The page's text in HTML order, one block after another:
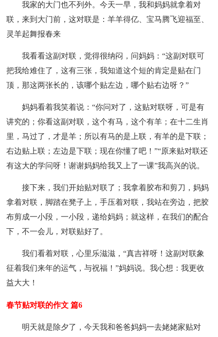
我家的大门也不列外。今天一早，我和妈妈就拿着对
联，来到大门前，这对联是：羊羊得亿、宝马腾飞迎福至、
灵羊起舞报春来
我看看这副对联，觉得很纳闷，问妈妈：“这副对联可
把我给难住了，这有三张，我知道这个短的肯定是贴在门
顶，那这两张长的，该哪个贴左边，哪个贴右边呀？”
妈妈看着我笑着说：“你问对了，这贴对联呀，可是有
讲究的；你看这副对联，这个有马，这个有羊；在十二生肖
里，马过了，才是羊；所以有马的是上联，有羊的是下联；
右边贴上联；左边是下联；现在你懂了吧！”“原来贴对联还
有这大的学问呀！谢谢妈妈给我又上了一课”我高兴的说。
接下来，我们开始贴对联了；我拿着胶布和剪刀，妈妈
拿着对联，脚踏在凳子上，手压着对联，我站在旁边，把胶
布剪成一小段，一小段，递给妈妈；就这样，在我们的配合
下，不一会儿，对联贴好了。
我们看着对联，心里乐滋滋，“真吉祥呀！这副对联象
征着我们来年的运气，与祝福！”妈妈说。我心想：我更收
益大大！
春节贴对联的作文 篇6
明天就是除夕了，今天我和爸爸妈妈一去姥姥家贴对